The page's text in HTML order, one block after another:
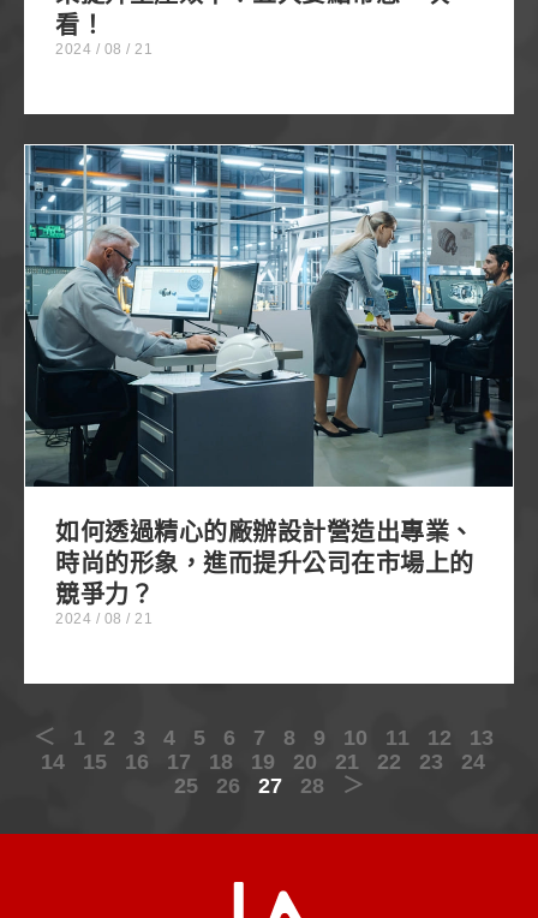
看！
2024 / 08 / 21
如何透過精心的廠辦設計營造出專業、時尚的形象，
進而提升公司在市場上的競爭力？
如何透過精心的廠辦設計營造出專業、
時尚的形象，進而提升公司在市場上的
競爭力？
2024 / 08 / 21
＜ 1 2 3 4 5 6 7 8 9 10 11 12
13
14
15 16 17 18 19 20 21 22 23
24
25
26 27 28 ＞